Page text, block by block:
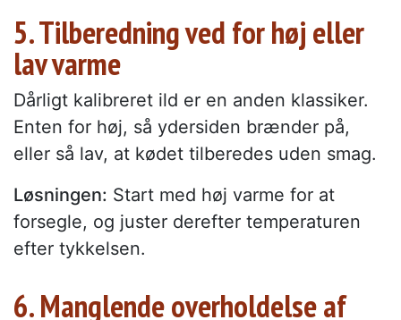
5. Tilberedning ved for høj eller
lav varme
Dårligt kalibreret ild er en anden klassiker.
Enten for høj, så ydersiden brænder på,
eller så lav, at kødet tilberedes uden smag.
Løsningen: Start med høj varme for at
forsegle, og juster derefter temperaturen
efter tykkelsen.
6. Manglende overholdelse af